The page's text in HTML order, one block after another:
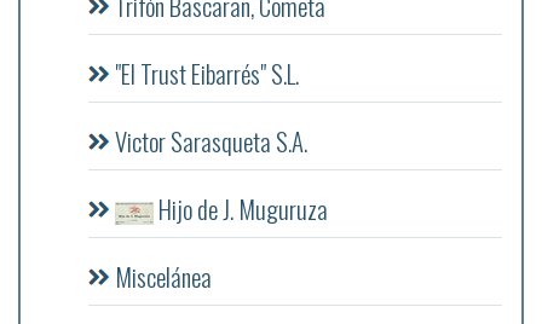
"El Trust Eibarrés" S.L.
Victor Sarasqueta S.A.
Hijo de J. Muguruza
Miscelánea